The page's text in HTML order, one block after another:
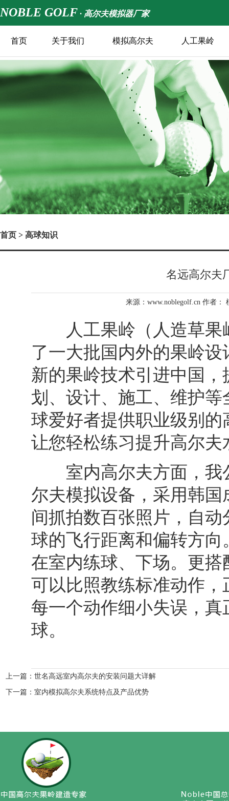
NOBLE GOLF · 高尔夫模拟器厂家
首页 关于我们 模拟高尔夫 人工果岭
首页 > 高球知识
名远高尔夫
来源：www.noblegolf.cn 作者：
人工果岭（人造草果
了一大批国内外的果岭
新的果岭技术引进中国
划、设计、施工、维护
球爱好者提供职业级别
让您轻松练习提升高尔夫
室内高尔夫方面，我
尔夫模拟设备，采用韩
间抓拍数百张照片，自
球的飞行距离和偏转方
在室内练球、下场。更
可以比照教练标准动作
每一个动作细小失误，
球。
上一篇： 世名高远室内高尔夫的安装问题大详解
下一篇： 室内模拟高尔夫系统特点及产品优势